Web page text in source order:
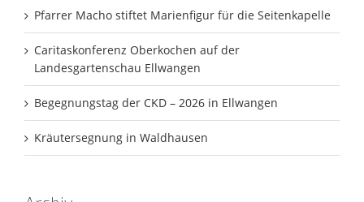
Pfarrer Macho stiftet Marienfigur für die Seitenkapelle
Caritaskonferenz Oberkochen auf der
Landesgartenschau Ellwangen
Begegnungstag der CKD – 2026 in Ellwangen
Kräutersegnung in Waldhausen